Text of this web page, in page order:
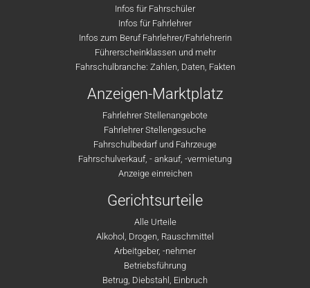
Infos für Fahrschüler
Infos für Fahrlehrer
Infos zum Beruf Fahrlehrer/Fahrlehrerin
Führerscheinklassen und mehr
Fahrschulbranche: Zahlen, Daten, Fakten
Anzeigen-Marktplatz
Fahrlehrer Stellenangebote
Fahrlehrer Stellengesuche
Fahrschulbedarf und Fahrzeuge
Fahrschulverkauf, - ankauf, -vermietung
Anzeige einreichen
Gerichtsurteile
Alle Urteile
Alkohol, Drogen, Rauschmittel
Arbeitgeber, -nehmer
Betriebsführung
Betrug, Diebstahl, Einbruch